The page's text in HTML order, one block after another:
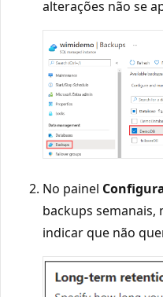
alterações não se
No painel
backups semanais,
indicar que não